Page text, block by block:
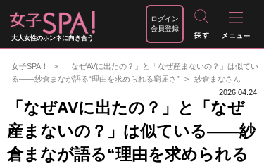
大人女性のホンネに向き合う
ログイン
会員登録
女子SPA！
「なぜAVに出たの？」と「なぜ産まないの？」は似てい
る――紗倉まなが語る“理由を求められる窮屈さ”
紗倉まなさん
2026.04.24
「なぜAVに出たの？」と「なぜ
産まないの？」は似ている――紗
倉まなが語る“理由を求められる